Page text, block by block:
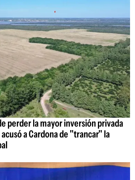
perder la mayor inversión privada
a Cardona de "trancar" la